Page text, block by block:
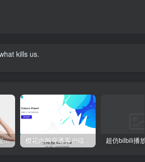
kills us.
玩客云刷机变废为宝 刷Armbian系统/安装宝塔5.9/安装博客Typecho/网盘系统Cloudreve/免费内网穿透 详细教程 樱花内网穿透客户端网站源代码，2020 重制版